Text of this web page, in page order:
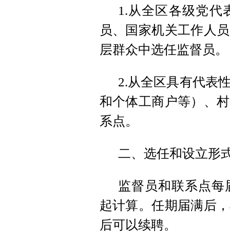
1.从全区各级党代
员、国家机关工作人
层群众中选任监督员。
2.从全区具有代表
和个体工商户等）、
系点。
二、选任和设立形
监督员和联系点
起计算。任期届满后
后可以续聘。